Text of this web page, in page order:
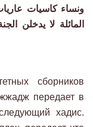
ونساء كاسيات
المائلة لا يدخلن
сборников
передает в
хадис.